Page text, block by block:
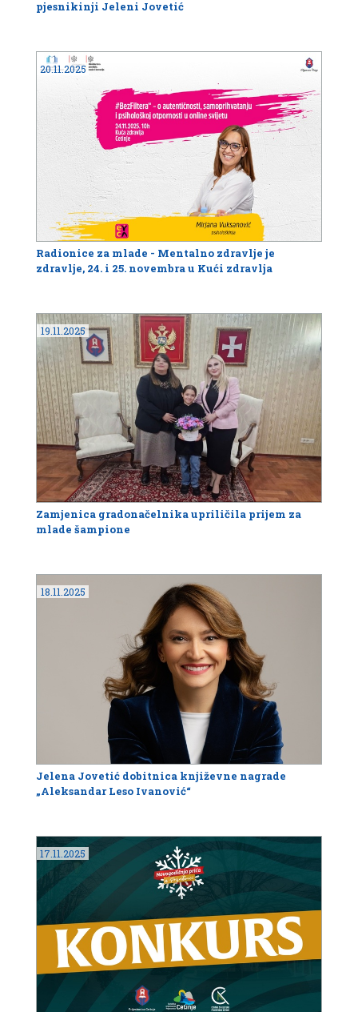
pjesnikinji Jeleni Jovetić
20.11.2025
Radionice za mlade - Mentalno zdravlje je
zdravlje, 24. i 25. novembra u Kući zdravlja
19.11.2025
Zamjenica gradonačelnika upriličila prijem za
mlade šampione
18.11.2025
Jelena Jovetić dobitnica književne nagrade
„Aleksandar Leso Ivanović“
17.11.2025